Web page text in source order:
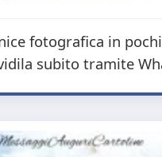
fotografica in
subito tramite